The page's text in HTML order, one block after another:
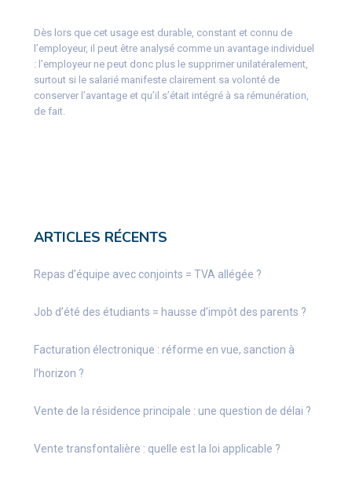
Dès lors que cet usage est durable, constant et connu de
l’employeur, il peut être analysé comme un avantage individuel
: l’employeur ne peut donc plus le supprimer unilatéralement,
surtout si le salarié manifeste clairement sa volonté de
conserver l’avantage et qu’il s’était intégré à sa rémunération,
de fait.
ARTICLES RÉCENTS
Repas d’équipe avec conjoints = TVA allégée ?
Job d’été des étudiants = hausse d’impôt des parents ?
Facturation électronique : réforme en vue, sanction à
l’horizon ?
Vente de la résidence principale : une question de délai ?
Vente transfontalière : quelle est la loi applicable ?